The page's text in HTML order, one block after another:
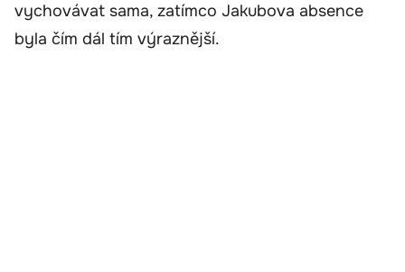
vychovávat sama, zatímco Jakubova absence
byla čím dál tím výraznější.